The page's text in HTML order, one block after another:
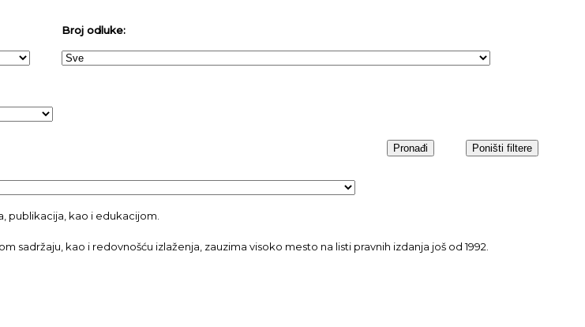
Broj odluke:
publikacija, kao i edukacijom.
sadržaju, kao i redovnošću izlaženja, zauzima visoko mesto na listi pravnih izdanja još od 1992.